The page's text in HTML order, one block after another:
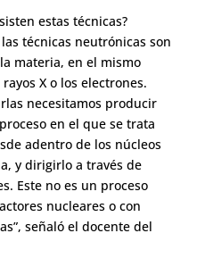
estas técnicas?
técnicas neutrónicas son
materia, en el mismo
X o los electrones.
necesitamos producir
en el que se trata
adentro de los núcleos
y dirigirlo a través de
Este no es un proceso
nucleares o con
señaló el docente del